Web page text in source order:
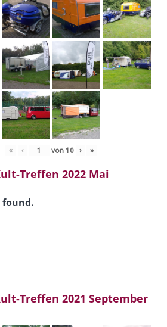
« ‹ von 10 › »
Treffen 2022 Mai
found.
Treffen 2021 September